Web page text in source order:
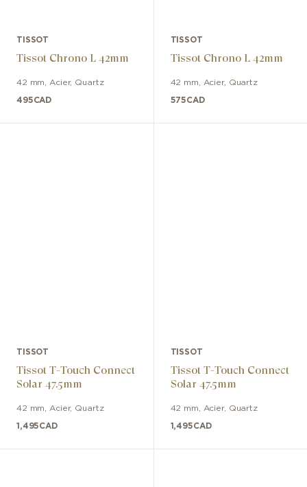
TISSOT
Tissot Chrono L 42mm
42 mm Acier, Quartz
495CAD
TISSOT
Tissot Chrono L 42mm
42 mm Acier, Quartz
575CAD
TISSOT
Tissot T-Touch Connect
Solar 47.5mm
42 mm Acier, Quartz
1,495CAD
TISSOT
Tissot T-Touch Connect
Solar 47.5mm
42 mm Acier, Quartz
1,495CAD